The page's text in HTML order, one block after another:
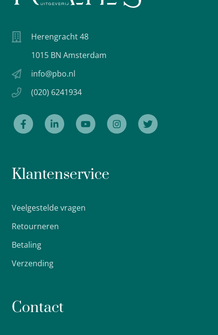
Herengracht 48
1015 BN Amsterdam
info@pbo.nl
(020) 6241934
Klantenservice
Veelgestelde vragen
Retourneren
Betaling
Verzending
Contact